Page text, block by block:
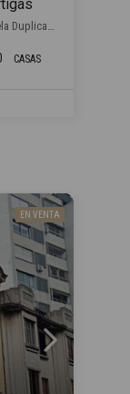
Presidente Tomas Berreta y Jose Pedro Varela Duplicado, , Artigas
CASAS
EN VENTA